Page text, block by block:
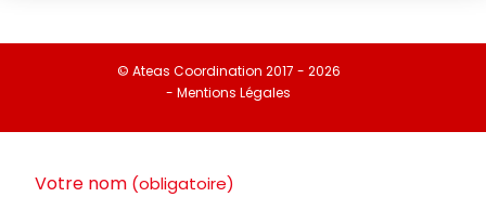
© Ateas Coordination 2017 - 2026
- Mentions Légales
Votre nom (obligatoire)